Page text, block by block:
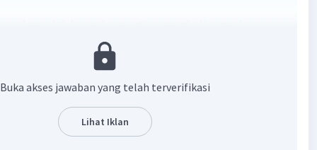
terbentuk oleh peristiwa alam.
Buka akses jawaban yang telah terverifikasi
Lihat Iklan